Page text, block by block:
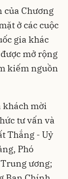
của Chương
ở các cuộc
gia khác
mở rộng
kiếm nguồn
khách mời
tư vấn và
Thắng - Uỷ
Phó
ương;